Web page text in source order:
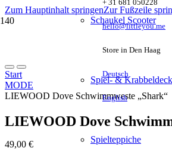
Zum Hauptinhalt springenZur Fußzeile
+ 31 681 050228
hello@littleyou.me
Store in Den Haag
Deutsch
English
Schaukel Scooter
Spiel- &
Spielteppiche
Start
MODE
LIEWOOD Dove Schwimmweste „Shark“
LIEWOOD Dove
49,00 €